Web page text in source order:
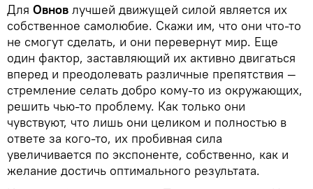
Для Овнов лучшей движущей силой является их
собственное самолюбие. Скажи им, что они что-то
не смогут сделать, и они перевернут мир. Еще
один фактор, заставляющий их активно двигаться
вперед и преодолевать различные препятствия —
стремление селать добро кому-то из окружающих,
решить чью-то проблему. Как только они
чувствуют, что лишь они целиком и полностью в
ответе за кого-то, их пробивная сила
увеличивается по экспоненте, собственно, как и
желание достичь оптимального результата.